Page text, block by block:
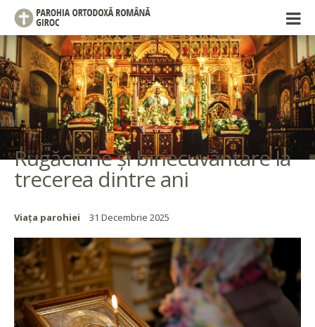
Rugăciune și binecuvântare la
trecerea dintre ani
Viața parohiei 31 Decembrie 2025